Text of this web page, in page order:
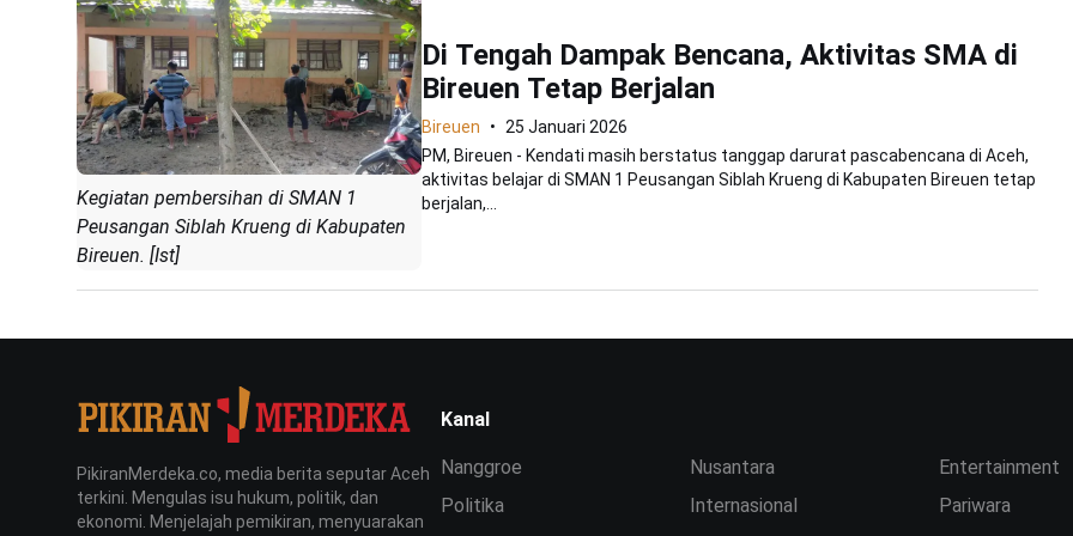
Kegiatan pembersihan di SMAN 1
Peusangan Siblah Krueng di Kabupaten
Bireuen. [Ist]
Di Tengah Dampak Bencana, Aktivitas SMA di
Bireuen Tetap Berjalan
Bireuen
25 Januari 2026
PM, Bireuen - Kendati masih berstatus tanggap darurat pascabencana di Aceh,
aktivitas belajar di SMAN 1 Peusangan Siblah Krueng di Kabupaten Bireuen tetap
berjalan,...
PikiranMerdeka.co, media berita seputar Aceh
terkini. Mengulas isu hukum, politik, dan
ekonomi. Menjelajah pemikiran, menyuarakan
Kanal
Nanggroe
Politika
Nusantara
Internasional
Entertainment
Pariwara